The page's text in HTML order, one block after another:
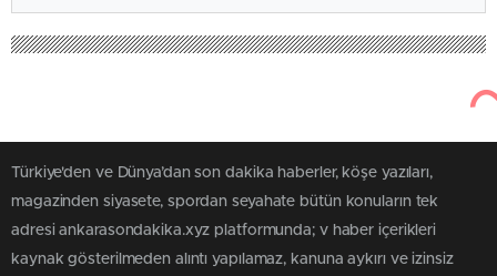
Türkiye'den ve Dünya’dan son dakika haberler, köşe yazıları,
magazinden siyasete, spordan seyahate bütün konuların tek
adresi ankarasondakika.xyz platformunda; v haber içerikleri
kaynak gösterilmeden alıntı yapılamaz, kanuna aykırı ve izinsiz